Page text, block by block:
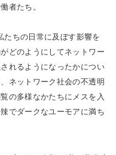
者たち。
たちの日常に及ぼす影響を
どのようにしてネットワー
れるようになったかについ
ネットワーク社会の不透明
の多様なかたちにメスを入
でダークなユーモアに満ち